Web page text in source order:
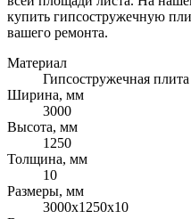
купить гипсостружечную
вашего ремонта.
Материал
Гипсостружечная плита
Ширина, мм
3000
Высота, мм
1250
Толщина, мм
10
Размеры, мм
3000х1250х10